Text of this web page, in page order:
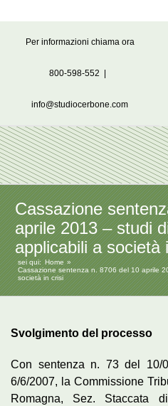
Per informazioni chiama ora
800-598-552
info@studiocerbone.com
Cassazione
aprile 2013 – studi
applicabili a società
sei qui:
Home
Cassazione sentenza n. 8706 del 10 aprile
società in crisi
Svolgimento del processo
Con sentenza n. 73 del 10/
6/6/2007, la Commissione
Romagna, Sez. Staccata